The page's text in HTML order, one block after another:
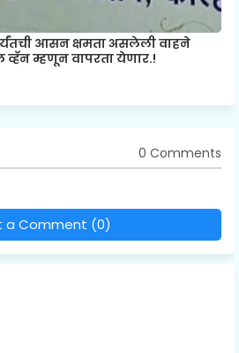
आसन क्षमता असलेली वाहने
म्हणून वापरता येणार.!
0 Comments
a Comment (0)